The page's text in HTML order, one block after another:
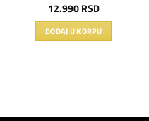
12.990 RSD
DODAJ U KORPU